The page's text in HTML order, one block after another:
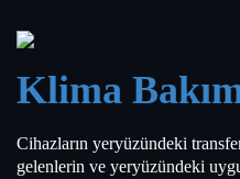
Klima
Cihazların yeryüzündeki
gelenlerin ve yeryüzündeki